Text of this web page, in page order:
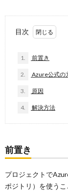
目次
1. 前置き
2. Azure公式の
3. 原因
4. 解決方法
前置き
プロジェクトで
ポジトリ）を使う